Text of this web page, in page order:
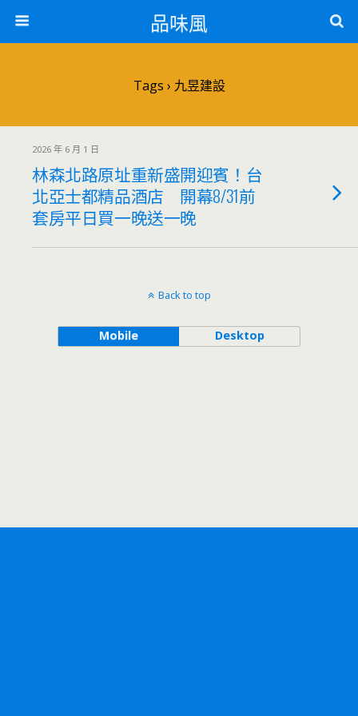
品味風
Tags › 九昱建設
2026 年 6 月 1 日
林森北路原址重新盛開迎賓！台
北亞士都精品酒店 開幕8/31前
套房平日買一晚送一晚
Back to top
Mobile Desktop